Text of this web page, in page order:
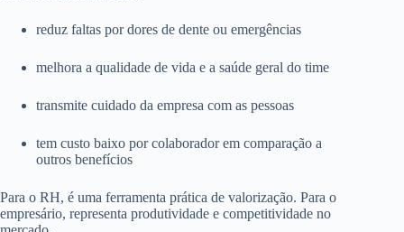
reduz faltas por dores de dente ou emergências
melhora a qualidade de vida e a saúde geral do time
transmite cuidado da empresa com as pessoas
tem custo baixo por colaborador em comparação a
outros benefícios
Para o RH, é uma ferramenta prática de valorização. Para o
empresário, representa produtividade e competitividade no